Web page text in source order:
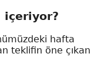
hafta
teklifin öne çıkan